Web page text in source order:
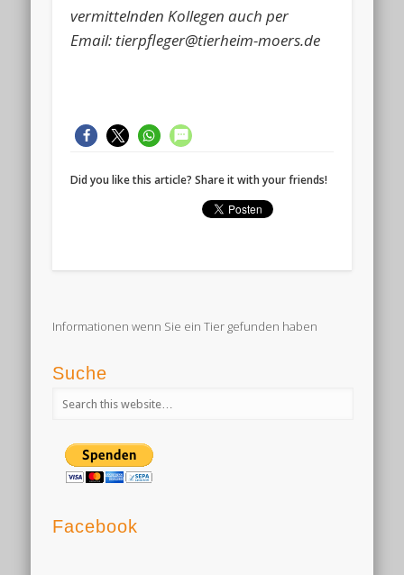
vermittelnden Kollegen auch per
Email: tierpfleger@tierheim-moers.de
Did you like this article? Share it with your friends!
Informationen wenn Sie ein Tier gefunden haben
Suche
Facebook